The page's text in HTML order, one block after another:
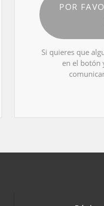
POR
Si quieres que
en el botón